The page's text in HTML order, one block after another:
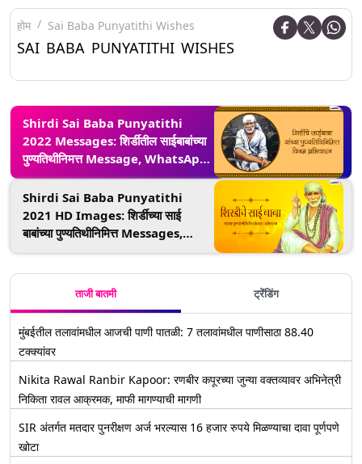
होम Sai Baba Punyatithi Wishes
SAI BABA PUNYATITHI WISHES
Shirdi Sai Baba Punyatithi
2022 Messages: शिर्डीतील साईबाबांच्या
पुण्यतिथीनिमत्त Message, WhatsApp
Stickers, Facebook Message
आणि Greetings शेअर करून करा त्यांना
अभिवादन
Shirdi Sai Baba Punyatithi
2021 HD Images: शिर्डीच्या साई
बाबांच्या पुण्यतिथीनिमित्त Messages,
ताजी बातमी ट्रेंडिंग
मुंबईतील तलावांमधील आजची पाणी पातळी: 7 तलावांमधील पाणीसाठा 88.40
टक्क्यांवर
Nikita Rawal Ranbir Kapoor: रणबीर कपूरच्या जुन्या वक्तव्यावर अभिनेत्री
निकिता रावल आक्रमक, माफी मागण्याची मागणी
SIR अंतर्गत मतदार पुनरीक्षण अर्ज भरल्यास 16 हजार रुपये मिळण्याचा दावा पूर्णपणे
खोटा